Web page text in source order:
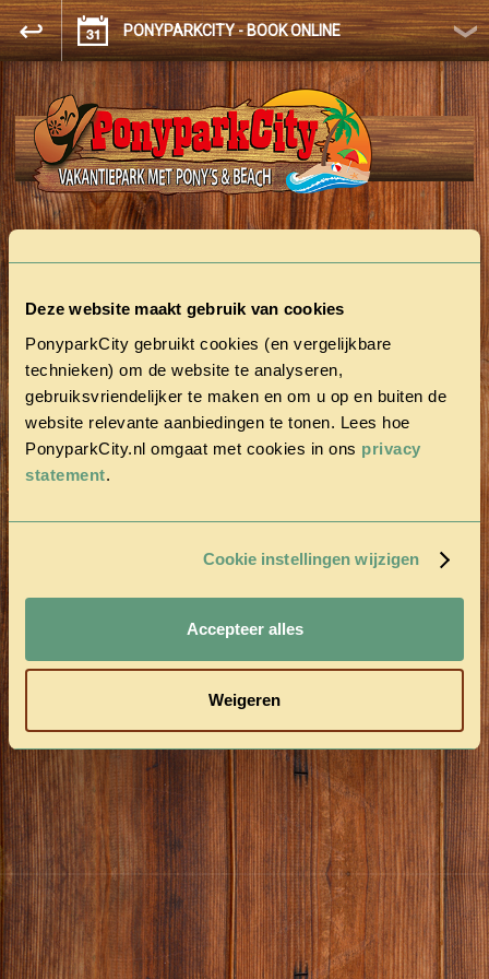
Deze website maakt gebruik van cookies
PonyparkCity gebruikt cookies (en vergelijkbare
technieken) om de website te analyseren,
gebruiksvriendelijker te maken en om u op en buiten de
website relevante aanbiedingen te tonen. Lees hoe
PonyparkCity.nl omgaat met cookies in ons privacy
statement.
Cookie instellingen wijzigen
Accepteer alles
Weigeren
PONYPARKCITY - BOOK ONLINE
FULLY BOOKED!
No vacant accommodation was found.